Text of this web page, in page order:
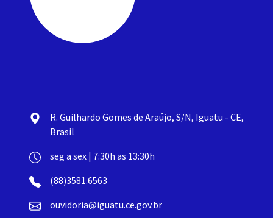
R. Guilhardo Gomes de Araújo, S/N, Iguatu - CE,
Brasil
seg a sex | 7:30h as 13:30h
(88)3581.6563
ouvidoria@iguatu.ce.gov.br